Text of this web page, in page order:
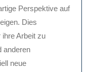
Perspektive auf
Dies
Arbeit zu
anderen
neue